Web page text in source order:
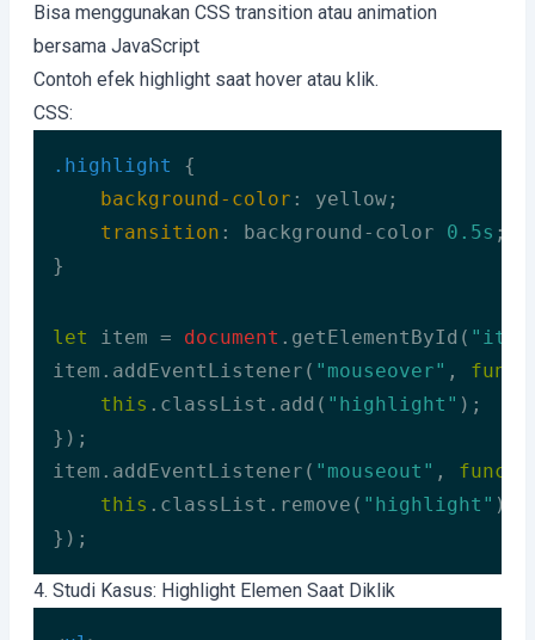
Bisa menggunakan CSS transition atau animation
bersama JavaScript
Contoh efek highlight saat hover atau klik.
CSS:
.highlight
{
background-color : yellow;
transition : background-color 0.5s ;
}
let item = document .getElementById(
item.addEventListener( "mouseover" ,
this .classList.add( "highlight" );
});
item.addEventListener( "mouseout" ,
this .classList.remove( "highlight" );
});
Code language: JavaScript (javascript)
4. Studi Kasus: Highlight Elemen Saat Diklik